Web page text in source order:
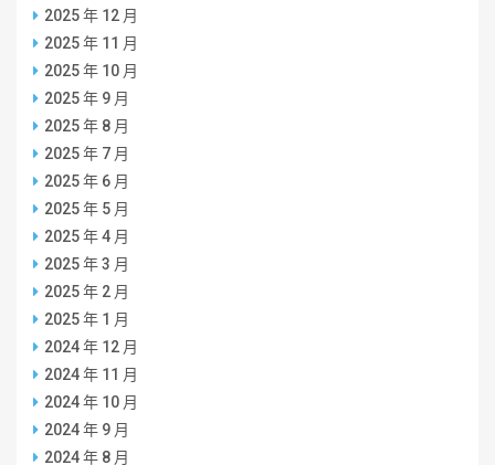
2025 年 12 月
2025 年 11 月
2025 年 10 月
2025 年 9 月
2025 年 8 月
2025 年 7 月
2025 年 6 月
2025 年 5 月
2025 年 4 月
2025 年 3 月
2025 年 2 月
2025 年 1 月
2024 年 12 月
2024 年 11 月
2024 年 10 月
2024 年 9 月
2024 年 8 月